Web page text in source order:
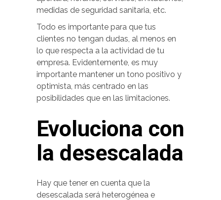
medidas de seguridad sanitaria, etc.
Todo es importante para que tus
clientes no tengan dudas, al menos en
lo que respecta a la actividad de tu
empresa. Evidentemente, es muy
importante mantener un tono positivo y
optimista, más centrado en las
posibilidades que en las limitaciones.
Evoluciona con
la desescalada
Hay que tener en cuenta que la
desescalada será heterogénea e